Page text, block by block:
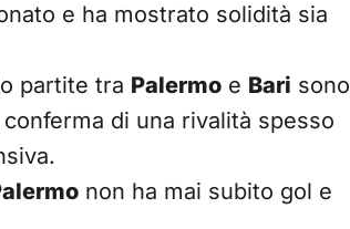
e ha mostrato solidità sia
partite tra Palermo e Bari sono
di una rivalità spesso
non ha mai subito gol e